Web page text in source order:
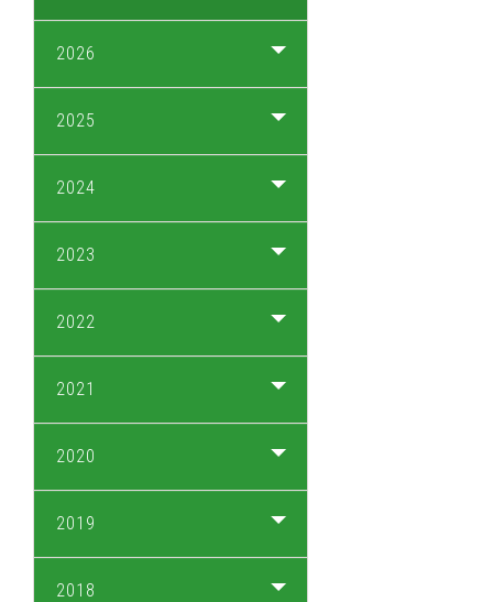
2026
2025
2024
2023
2022
2021
2020
2019
2018